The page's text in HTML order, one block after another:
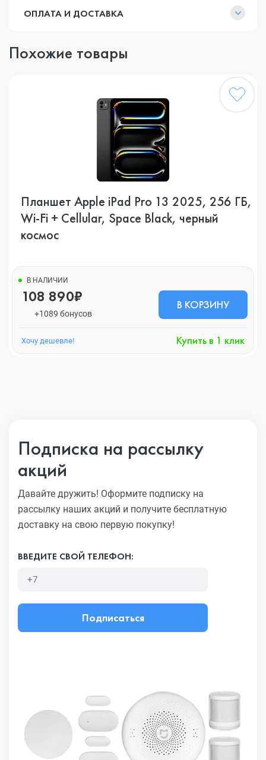
ОПЛАТА И ДОСТАВКА
Похожие товары
Планшет Apple iPad Pro 13 2025, 256 ГБ,
Wi-Fi + Cellular, Space Black, черный
космос
В НАЛИЧИИ
108 890₽
+1089 бонусов
В КОРЗИНУ
Хочу дешевле! Купить в 1 клик
Подписка на рассылку
акций
Давайте дружить! Оформите подписку на
рассылку наших акций и получите бесплатную
доставку на свою первую покупку!
ВВЕДИТЕ СВОЙ ТЕЛЕФОН:
Подписаться